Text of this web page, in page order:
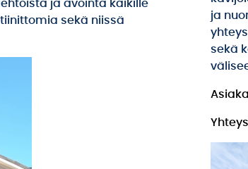
ja avointa kaikille
sekä niissä
ja
sekä